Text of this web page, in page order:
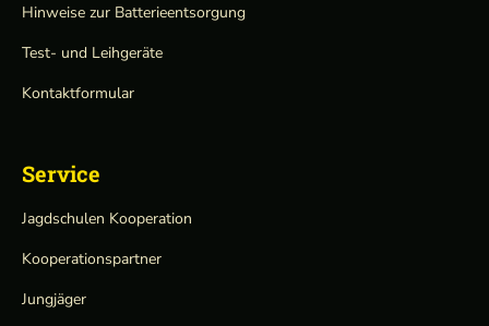
Hinweise zur Batterieentsorgung
Test- und Leihgeräte
Kontaktformular
Service
Jagdschulen Kooperation
Kooperationspartner
Jungjäger